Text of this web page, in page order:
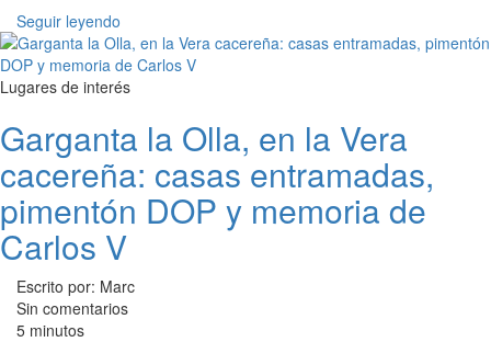
Seguir leyendo
Lugares de interés
Garganta la Olla, en la Vera
cacereña: casas entramadas,
pimentón DOP y memoria de
Carlos V
Escrito por: Marc
Sin comentarios
5 minutos